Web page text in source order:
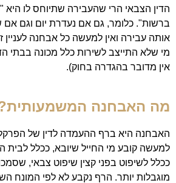
הדין הצבאי הרי שהעבירה שתיוחס לו
ברשות". כלומר, גם אם נעדרת יום וגם אם
אותה עבירה ואין למעשה כל אבחנה לעניין
מי שלא התייצב לשירות כלל מכונה בבתי
אין מדובר בהגדרה בחוק).
מה האבחנה
האבחנה היא ברף ההעמדה לדין של
למעשה קובע מי החייל שיובא, ככלל לבית
ככלל לשיפוט בפני קצין שיפוט צבאי,
מוגבלות יותר. הרף נקבע לא לפי המונח